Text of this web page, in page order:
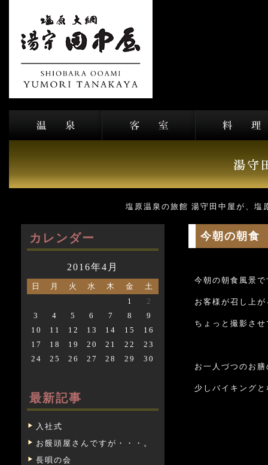
塩原温泉の旅館 湯守田中屋が、塩
カレンダー
2016年4月
日 月 火 水 木 金
土
1
2
3
4 5 6 7 8
9
10
11 12 13 14 15
16
17
18 19 20 21 22
23
24
25 26 27 28 29 30
最新記事
入社式
お饅頭屋さんですが・・・。
長唄の会
今朝の朝食
今朝の朝食風景で
お客様が召し上
ちょっと撮影さ
お一人づつのお
少しバイキング